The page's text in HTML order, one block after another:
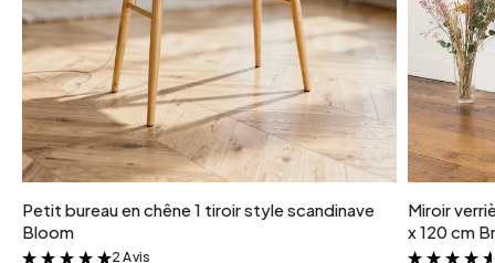
Petit bureau en chêne 1 tiroir style scandinave
Bloom
&
2 Avis
Miroir
x 120 cm